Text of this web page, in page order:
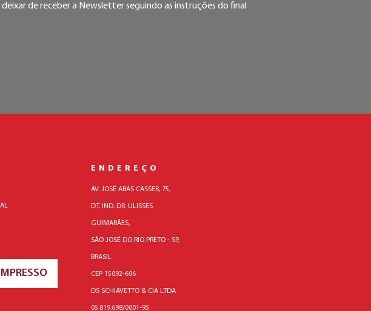
de receber a Newsletter seguindo as instruções do final
ENDEREÇO
AV. JOSÉ ABAS CASSEB, 75,
DT. IND. DR. ULISSES
GUIMARÃES,
SÃO JOSÉ DO RIO PRETO - SP,
BRASIL
CEP 15092-606
DS SCHIAVETTO & CIA LTDA
05.819.698/0001-95